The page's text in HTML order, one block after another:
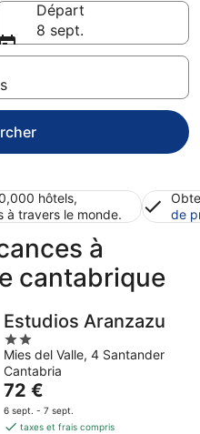
Départ
8 sept.
hôtels,
à travers le monde.
de
à
cantabrique
Estudios Aranzazu
2
out
of
5
Mies del Valle, 4 Santander
Cantabria
Le
prix
est
72 €
6 sept. - 7 sept.
taxes et frais compris